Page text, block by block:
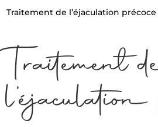
Traitement de l’éjaculation précoce
Traitement
l’éjaculation